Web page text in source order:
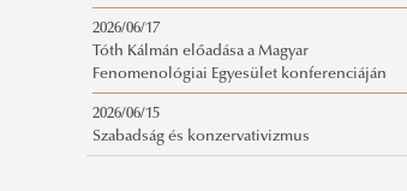
2026/06/17
Tóth Kálmán előadása a Magyar
Fenomenológiai Egyesület konferenciáján
2026/06/15
Szabadság és konzervativizmus